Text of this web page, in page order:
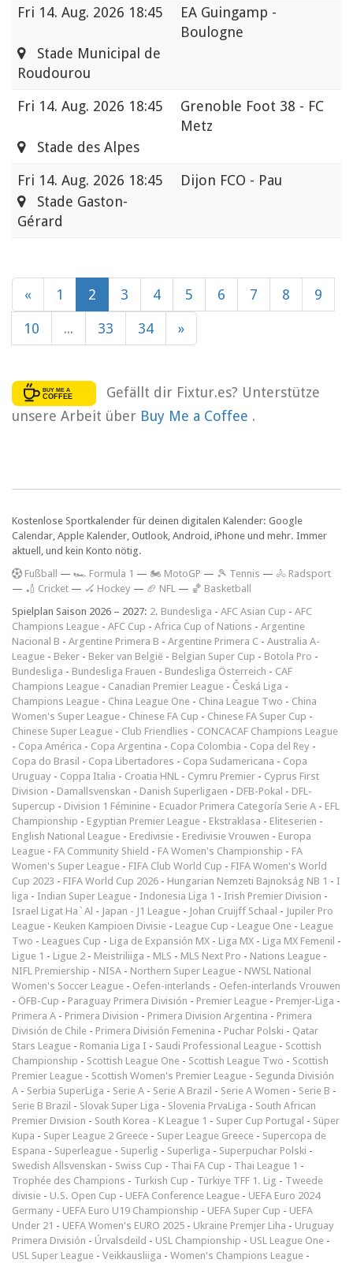
Fri 14. Aug. 2026 18:45
EA Guingamp -
Boulogne
Stade Municipal de
Roudourou
Fri 14. Aug. 2026 18:45
Grenoble Foot 38 - FC
Metz
Stade des Alpes
Fri 14. Aug. 2026 18:45
Dijon FCO - Pau
Stade Gaston-
Gérard
« 1 2 3 4 5 6 7 8 9
10 ... 33 34 »
Gefällt dir Fixtur.es? Unterstütze
unsere Arbeit über Buy Me a Coffee .
Kostenlose Sportkalender für deinen digitalen Kalender: Google
Calendar, Apple Kalender, Outlook, Android, iPhone und mehr. Immer
aktuell, und kein Konto nötig.
Fußball — 🏎️ Formula 1 — 🏍 MotoGP — 🎾 Tennis — 🚴 Radsport
— 🏏 Cricket — 🏑 Hockey — 🏈 NFL — 🏀 Basketball
Spielplan Saison 2026 – 2027: 2. Bundesliga - AFC Asian Cup - AFC
Champions League - AFC Cup - Africa Cup of Nations - Argentine
Nacional B - Argentine Primera B - Argentine Primera C - Australia A-
League - Beker - Beker van België - Belgian Super Cup - Botola Pro -
Bundesliga - Bundesliga Frauen - Bundesliga Österreich - CAF
Champions League - Canadian Premier League - Česká Liga -
Champions League - China League One - China League Two - China
Women's Super League - Chinese FA Cup - Chinese FA Super Cup -
Chinese Super League - Club Friendlies - CONCACAF Champions League
- Copa América - Copa Argentina - Copa Colombia - Copa del Rey -
Copa do Brasil - Copa Libertadores - Copa Sudamericana - Copa
Uruguay - Coppa Italia - Croatia HNL - Cymru Premier - Cyprus First
Division - Damallsvenskan - Danish Superligaen - DFB-Pokal - DFL-
Supercup - Division 1 Féminine - Ecuador Primera Categoría Serie A - EFL
Championship - Egyptian Premier League - Ekstraklasa - Eliteserien -
English National League - Eredivisie - Eredivisie Vrouwen - Europa
League - FA Community Shield - FA Women's Championship - FA
Women's Super League - FIFA Club World Cup - FIFA Women's World
Cup 2023 - FIFA World Cup 2026 - Hungarian Nemzeti Bajnokság NB 1 - I
liga - Indian Super League - Indonesia Liga 1 - Irish Premier Division -
Israel Ligat Ha`Al - Japan - J1 League - Johan Cruijff Schaal - Jupiler Pro
League - Keuken Kampioen Divisie - League Cup - League One - League
Two - Leagues Cup - Liga de Expansión MX - Liga MX - Liga MX Femenil -
Ligue 1 - Ligue 2 - Meistriliiga - MLS - MLS Next Pro - Nations League -
NIFL Premiership - NISA - Northern Super League - NWSL National
Women's Soccer League - Oefen-interlands - Oefen-interlands Vrouwen
- ÖFB-Cup - Paraguay Primera División - Premier League - Premjer-Liga -
Primera A - Primera Division - Primera Division Argentina - Primera
División de Chile - Primera División Femenina - Puchar Polski - Qatar
Stars League - Romania Liga I - Saudi Professional League - Scottish
Championship - Scottish League One - Scottish League Two - Scottish
Premier League - Scottish Women's Premier League - Segunda División
A - Serbia SuperLiga - Serie A - Serie A Brazil - Serie A Women - Serie B -
Serie B Brazil - Slovak Super Liga - Slovenia PrvaLiga - South African
Premier Division - South Korea - K League 1 - Super Cup Portugal - Süper
Kupa - Super League 2 Greece - Super League Greece - Supercopa de
Espana - Superleague - Superlig - Superliga - Superpuchar Polski -
Swedish Allsvenskan - Swiss Cup - Thai FA Cup - Thai League 1 -
Trophée des Champions - Turkish Cup - Türkiye TFF 1. Lig - Tweede
divisie - U.S. Open Cup - UEFA Conference League - UEFA Euro 2024
Germany - UEFA Euro U19 Championship - UEFA Super Cup - UEFA
Under 21 - UEFA Women's EURO 2025 - Ukraine Premjer Liha - Uruguay
Primera División - Úrvalsdeild - USL Championship - USL League One -
USL Super League - Veikkausliiga - Women's Champions League -